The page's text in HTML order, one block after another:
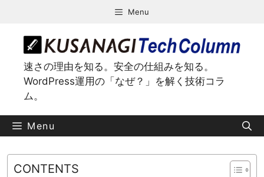
プ
Menu
速さの理由を知る。安全の仕組みを知る。
WordPress運用の「なぜ？」を解く技術コラ
ム。
Menu
CONTENTS